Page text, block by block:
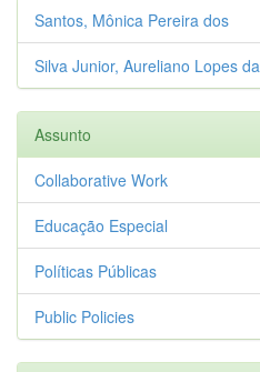
Santos, Mônica Pereira dos
Silva Junior, Aureliano Lopes da
Assunto
Collaborative Work
Educação Especial
Políticas Públicas
Public Policies